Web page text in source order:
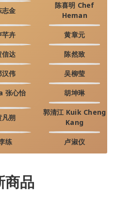
志金
陈喜明 Chef
Heman
芊卉 黄章元
信达 陈然致
汉伟 吴柳莹
张心怡 胡坤琳
凡朔
郭清江 Kuik Cheng
Kang
练 卢淑仪
商品